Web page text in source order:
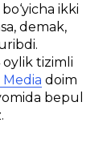
ikki
demak,
tizimli
doim
bepul